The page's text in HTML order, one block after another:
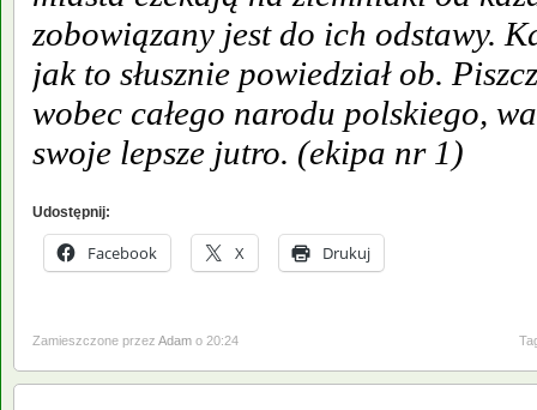
zobowiązany jest do ich odstawy.
jak to słusznie powiedział ob.
wobec całego narodu polskiego,
swoje lepsze jutro. (ekipa nr 1)
Udostępnij:
Facebook X Drukuj
Zamieszczone przez Adam o 20:24